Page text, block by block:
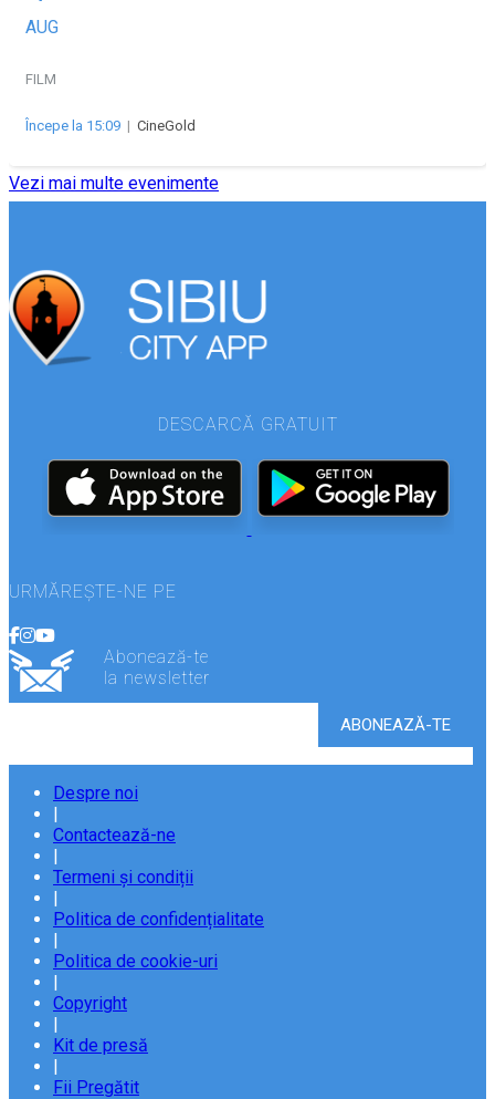
AUG
FILM
Începe la 15:09 | CineGold
Vezi mai multe evenimente
DESCARCĂ GRATUIT
URMĂREȘTE-NE PE
Abonează-te
la newsletter
Despre noi
|
Contactează-ne
|
Termeni și condiții
|
Politica de confidențialitate
|
Politica de cookie-uri
|
Copyright
|
Kit de presă
|
Fii Pregătit